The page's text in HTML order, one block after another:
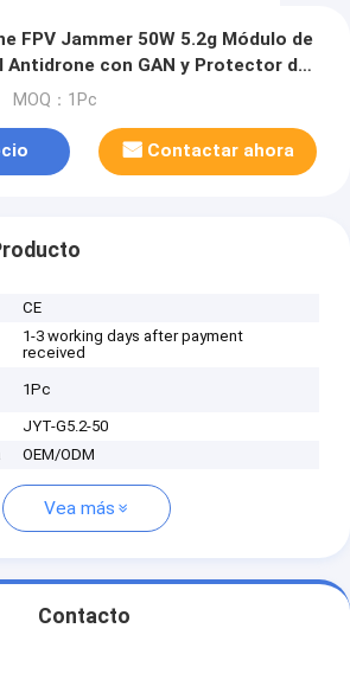
FPV Jammer 50W 5.2g Módulo de
Antidrone con GAN y Protector de
MOQ：1Pc
Contactar ahora
CE
1-3 working days after payment
received
1Pc
JYT-G5.2-50
OEM/ODM
Vea más
Contacto